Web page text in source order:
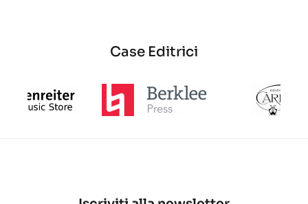
Case Editrici